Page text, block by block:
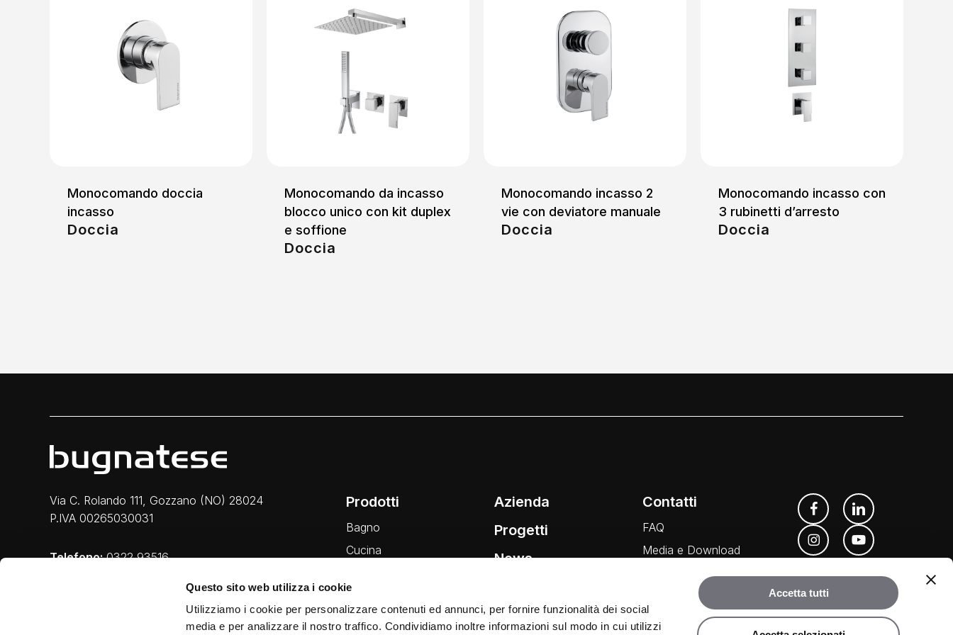
Questo sito web utilizza i cookie
Utilizziamo i cookie per personalizzare contenuti ed annunci, per fornire funzionalità dei social
media e per analizzare il nostro traffico. Condividiamo inoltre informazioni sul modo in cui utilizzi
Accetta tutti
Monocomando doccia
incasso
Doccia
Monocomando da incasso
blocco unico con kit duplex
e soffione
Doccia
Monocomando incasso 2
vie con deviatore manuale
Doccia
Monocomando incasso con
3 rubinetti d’arresto
Doccia
Via C. Rolando 111, Gozzano (NO) 28024
P.IVA 00265030031
Telefono:0322 93516
Prodotti
Bagno
Cucina
Finiture
Azienda
Progetti
News
Contatti
FAQ
Media e Download